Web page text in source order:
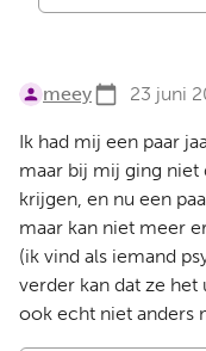
meey 23 juni
Ik had mij een paar
maar bij mij ging
krijgen, en nu een
maar kan niet meer
(ik vind als iemand
verder kan dat ze
ook echt niet anders